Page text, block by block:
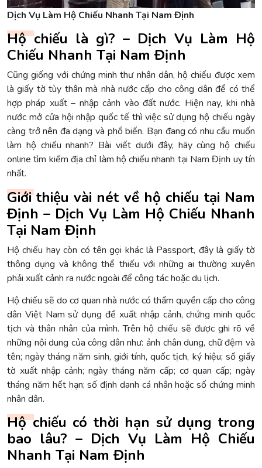
Dịch Vụ Làm Hộ Chiếu Nhanh Tại Nam Định
Hộ chiếu là gì? – Dịch Vụ Làm Hộ
Chiếu Nhanh Tại Nam Định
Cũng giống với chứng minh thư nhân dân, hộ chiếu được xem
là giấy tờ tùy thân mà nhà nước cấp cho công dân để có thể
hợp pháp xuất – nhập cảnh vào đất nước. Hiện nay, khi nhà
nước mở cửa hội nhập quốc tế thì việc sử dụng hộ chiếu ngày
càng trở nên đa dạng và phổ biến. Bạn đang có nhu cầu muốn
làm hộ chiếu nhanh? Bài viết dưới đây, hãy cùng hộ chiếu
online tìm kiếm địa chỉ làm hộ chiếu nhanh tại Nam Định uy tín
nhất.
Giới thiệu vài nét về hộ chiếu tại Nam
Định – Dịch Vụ Làm Hộ Chiếu Nhanh
Tại Nam Định
Hộ chiếu hay còn có tên gọi khác là Passport, đây là giấy tờ
thông dụng và không thể thiếu với những ai thường xuyên
phải xuất cảnh ra nước ngoài để công tác hoặc du lịch.
Hộ chiếu sẽ do cơ quan nhà nước có thẩm quyền cấp cho công
dân Việt Nam sử dụng để xuất nhập cảnh, chứng minh quốc
tịch và thân nhân của mình. Trên hộ chiếu sẽ được ghi rõ về
những nội dung của công dân như: ảnh chân dung, chữ đệm và
tên; ngày tháng năm sinh, giới tính, quốc tịch, ký hiệu; số giấy
tờ xuất nhập cảnh; ngày tháng năm cấp; cơ quan cấp; ngày
tháng năm hết hạn; số định danh cá nhân hoặc số chứng minh
nhân dân.
Hộ chiếu có thời hạn sử dụng trong
bao lâu? – Dịch Vụ Làm Hộ Chiếu
Nhanh Tại Nam Định